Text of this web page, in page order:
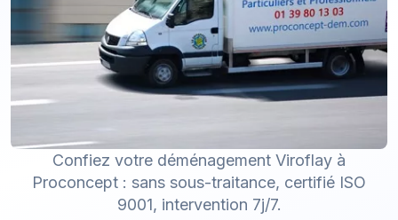
Confiez votre déménagement Viroflay à
Proconcept : sans sous-traitance, certifié ISO
9001, intervention 7j/7.